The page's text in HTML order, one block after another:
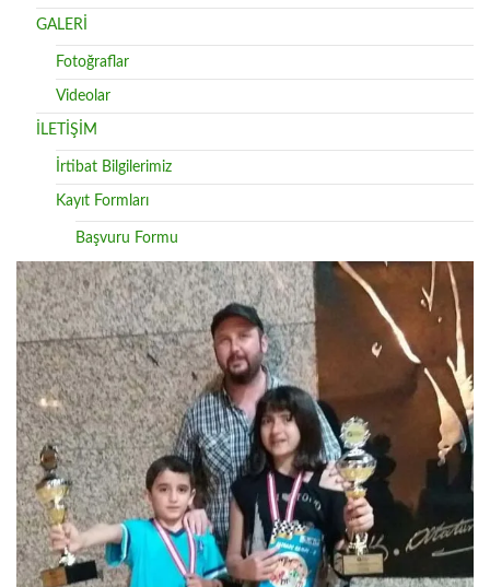
GALERİ
Fotoğraflar
Videolar
İLETİŞİM
İrtibat Bilgilerimiz
Kayıt Formları
Başvuru Formu